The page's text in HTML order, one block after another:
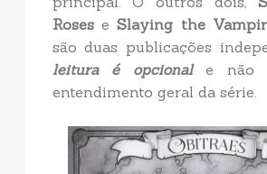
RoseseSlaying the
são duas publicações
leitura é opcionale não
entendimento geral da série.